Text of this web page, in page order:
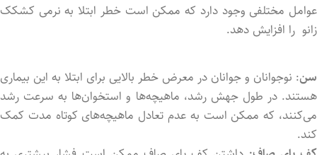
عوامل مختلفی وجود دارد که ممکن است خطر ابتلا به نرمی کشکک
زانو را افزایش دهد.
سن: نوجوانان و جوانان در معرض خطر بالایی برای ابتلا به این بیماری
هستند. در طول جهش رشد، ماهیچه‌ها و استخوان‌ها به سرعت رشد
می‌کنند، که ممکن است به عدم تعادل ماهیچه‌های کوتاه مدت کمک
کند.